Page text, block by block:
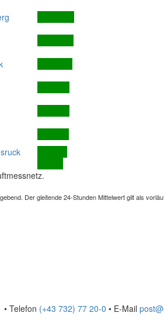
Der gleitende 24-Stunden Mittelwert gilt als
• Telefon (+43 732) 77 20-0 • E-Mail